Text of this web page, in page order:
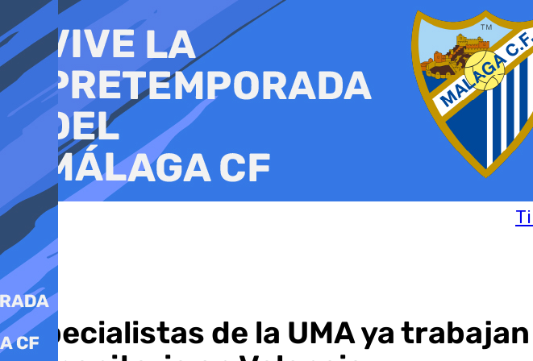
al
contenido
Especialistas de la UMA ya